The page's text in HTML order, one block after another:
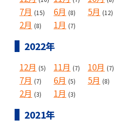
7月 (15) 6月 (8) 5月 (12)
2月 (8) 1月 (7)
2022年
12月 (5) 11月 (7) 10月 (7)
7月 (7) 6月 (5) 5月 (8)
2月 (3) 1月 (3)
2021年